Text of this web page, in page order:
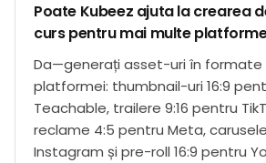
Poate Kubeez ajuta la crearea
curs pentru mai multe
Da—generați asset-uri în formate
platformei: thumbnail-uri 16:9
Teachable, trailere 9:16 pentru
reclame 4:5 pentru Meta, carusele
Instagram și pre-roll 16:9 pentru